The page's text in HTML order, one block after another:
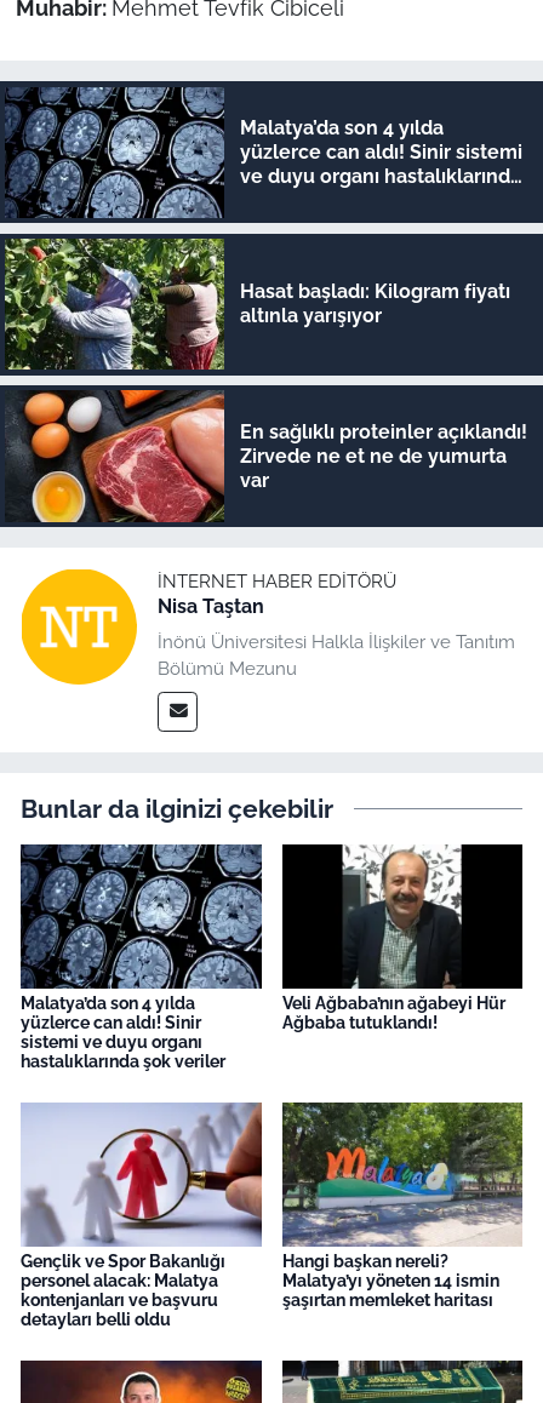
Muhabir: Mehmet Tevfik Cibiceli
Malatya’da son 4 yılda
yüzlerce can aldı! Sinir sistemi
ve duyu organı hastalıklarında
Hasat başladı: Kilogram fiyatı
altınla yarışıyor
En sağlıklı proteinler açıklandı!
Zirvede ne et ne de yumurta
var
İNTERNET HABER EDITÖRÜ
Nisa Taştan
İnönü Üniversitesi Halkla İlişkiler ve Tanıtım
Bölümü Mezunu
Bunlar da ilginizi çekebilir
Malatya’da son 4 yılda
yüzlerce can aldı! Sinir
sistemi ve duyu organı
hastalıklarında şok veriler
Veli Ağbaba’nın ağabeyi Hür
Ağbaba tutuklandı!
Gençlik ve Spor Bakanlığı
personel alacak: Malatya
kontenjanları ve başvuru
detayları belli oldu
Hangi başkan nereli?
Malatya’yı yöneten 14 ismin
şaşırtan memleket haritası